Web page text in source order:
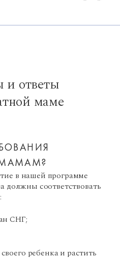
и ответы
маме
в нашей программе
должны соответствовать
СНГ;
ребенка и растить